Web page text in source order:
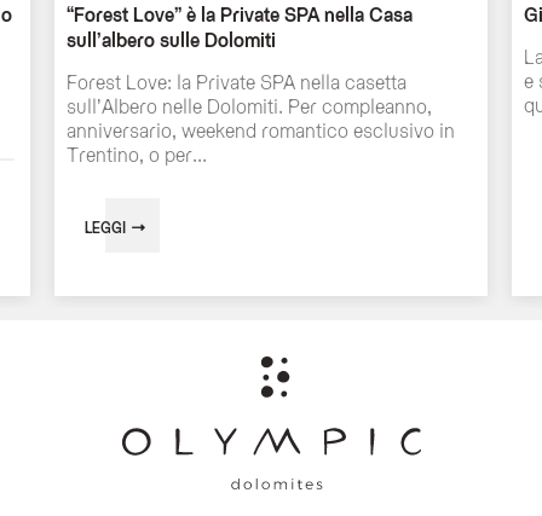
“Forest Love” è la Private SPA nella Casa
sull’albero sulle Dolomiti
Forest Love: la Private SPA nella casetta
sull’Albero nelle Dolomiti. Per compleanno,
anniversario, weekend romantico esclusivo in
Trentino, o per...
LEGGI
e